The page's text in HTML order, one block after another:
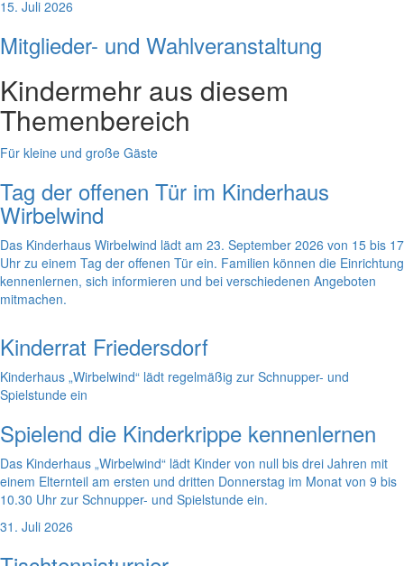
15. Juli 2026
Mitglieder- und Wahlveranstaltung
Kindermehr aus diesem
Themenbereich
Für kleine und große Gäste
Tag der offenen Tür im Kinderhaus
Wirbelwind
Das Kinderhaus Wirbelwind lädt am 23. September 2026 von 15 bis 17
Uhr zu einem Tag der offenen Tür ein. Familien können die Einrichtung
kennenlernen, sich informieren und bei verschiedenen Angeboten
mitmachen.
Kinderrat Friedersdorf
Kinderhaus „Wirbelwind“ lädt regelmäßig zur Schnupper- und
Spielstunde ein
Spielend die Kinderkrippe kennenlernen
Das Kinderhaus „Wirbelwind“ lädt Kinder von null bis drei Jahren mit
einem Elternteil am ersten und dritten Donnerstag im Monat von 9 bis
10.30 Uhr zur Schnupper- und Spielstunde ein.
31. Juli 2026